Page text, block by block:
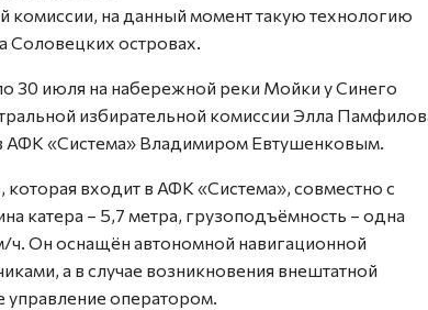
на данный момент такую технологию
островах.
30 июля на набережной реки Мойки у Синего
избирательной комиссии Элла
АФК «Система» Владимиром Евтушенковым.
входит в АФК «Система», совместно с
катера – 5,7 метра, грузоподъёмность – одна
ч. Он оснащён автономной навигационной
а в случае возникновения внештатной
оператором.